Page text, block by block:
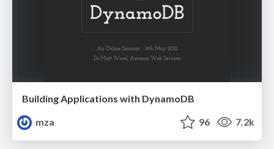
Building Applications with DynamoDB
mza
96 7.2k